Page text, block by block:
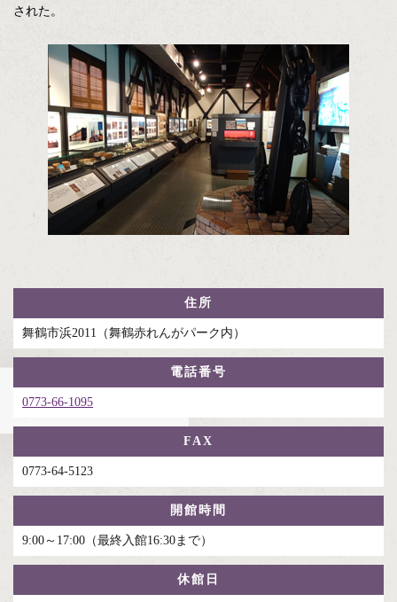
された。
住所
舞鶴市浜2011（舞鶴赤れんがパーク内）
電話番号
0773-66-1095
FAX
0773-64-5123
開館時間
9:00～17:00（最終入館16:30まで）
休館日